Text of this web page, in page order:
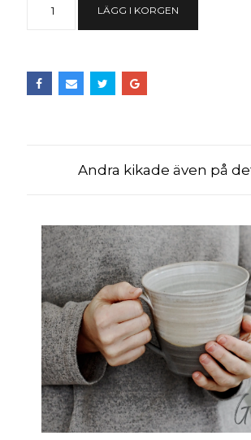
LÄGG I KORGEN
Andra kikade även på